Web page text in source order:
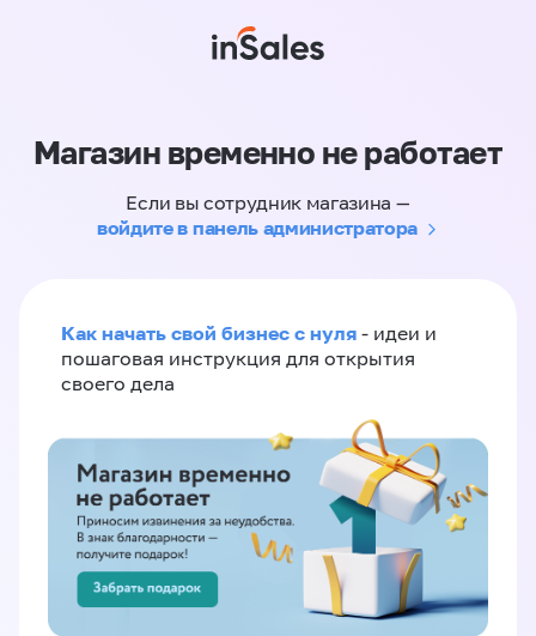
Магазин временно не работает
Если вы сотрудник магазина —
войдите в панель администратора
Как начать свой бизнес с нуля - идеи и
пошаговая инструкция для открытия
своего дела